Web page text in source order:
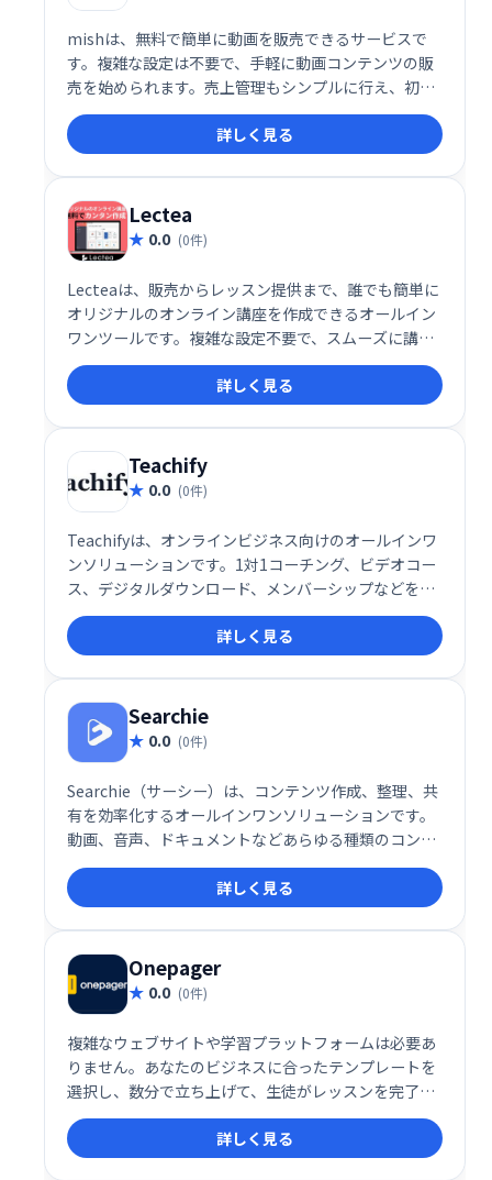
mishは、無料で簡単に動画を販売できるサービスで
す。複雑な設定は不要で、手軽に動画コンテンツの販
売を始められます。売上管理もシンプルに行え、初心
者でも安心して利用できます。動画販売で収益化を目
指したい方におすすめです。
詳しく見る
Lectea
0.0 (0件)
Lecteaは、販売からレッスン提供まで、誰でも簡単に
オリジナルのオンライン講座を作成できるオールイン
ワンツールです。複雑な設定不要で、スムーズに講座
作成・運営が可能。集客から販売、レッスン管理まで
を効率化し、オンライン講座ビジネスの成功をサポー
トします。
詳しく見る
Teachify
0.0 (0件)
Teachifyは、オンラインビジネス向けのオールインワ
ンソリューションです。1対1コーチング、ビデオコー
ス、デジタルダウンロード、メンバーシップなどを、
簡単に管理・販売できます。堅牢で洗練されたシステ
ムを、手頃な価格で提供。あなたの才能を収益化し、
ビジネスを成長させましょう！
詳しく見る
Searchie
0.0 (0件)
Searchie（サーシー）は、コンテンツ作成、整理、共
有を効率化するオールインワンソリューションです。
動画、音声、ドキュメントなどあらゆる種類のコンテ
ンツを統合的に管理し、検索・共有を容易にします。
知識や経験を活かしたコンテンツビジネスの構築を強
力にサポート。視聴者とのエンゲージメントを高め、
収益化を促進します。柔軟で使いやすいインターフェ
ースで、コンテンツを最大限に活用しましょう。
詳しく見る
Onepager
0.0 (0件)
複雑なウェブサイトや学習プラットフォームは必要あ
りません。あなたのビジネスに合ったテンプレートを
選択し、数分で立ち上げて、生徒がレッスンを完了
し、より良い結果を得て、学習体験を愛するのを手伝
ってください。
詳しく見る